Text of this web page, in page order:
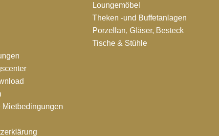
Loungemöbel
Theken -und Buffetanlagen
Porzellan, Gläser, Besteck
Tische & Stühle